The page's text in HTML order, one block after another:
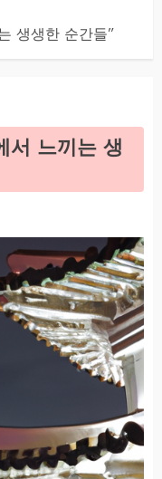
생생한 순간들”
서 느끼는 생